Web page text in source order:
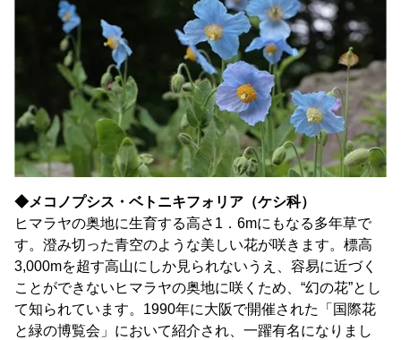
◆メコノプシス・ベトニキフォリア（ケシ科）
ヒマラヤの奥地に生育する高さ1．6mにもなる多年草で
す。澄み切った青空のような美しい花が咲きます。標高
3,000mを超す高山にしか見られないうえ、容易に近づく
ことができないヒマラヤの奥地に咲くため、“幻の花”とし
て知られています。1990年に大阪で開催された「国際花
と緑の博覧会」において紹介され、一躍有名になりまし